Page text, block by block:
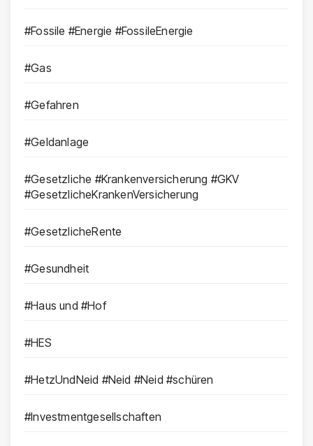
#Fossile #Energie #FossileEnergie
#Gas
#Gefahren
#Geldanlage
#Gesetzliche #Krankenversicherung #GKV
#GesetzlicheKrankenVersicherung
#GesetzlicheRente
#Gesundheit
#Haus und #Hof
#HES
#HetzUndNeid #Neid #Neid #schüren
#Investmentgesellschaften